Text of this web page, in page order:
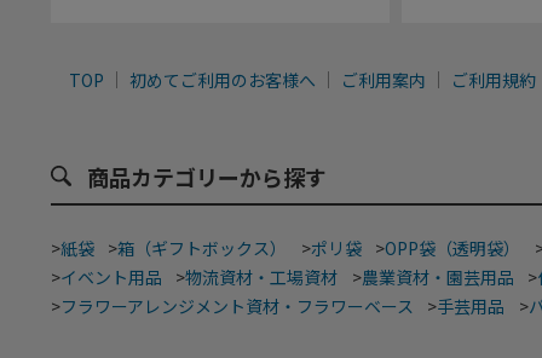
TOP 初めてご利用のお客様へ ご利用案内 ご利用規約
商品カテゴリーから探す
>紙袋 >箱（ギフトボックス） >ポリ袋 >OPP袋（透明袋）
>イベント用品 >物流資材・工場資材 >農業資材・園芸用品 >
>フラワーアレンジメント資材・フラワーベース >手芸用品 >